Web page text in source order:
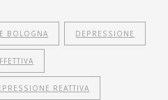
BOLOGNA DEPRESSIONE
REATTIVA